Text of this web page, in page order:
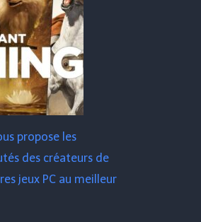
propose les
des créateurs de
jeux PC au meilleur